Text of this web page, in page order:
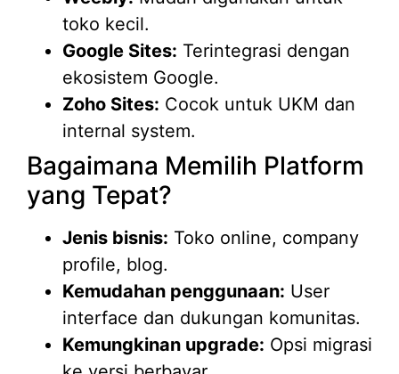
toko kecil.
Google Sites: Terintegrasi dengan
ekosistem Google.
Zoho Sites: Cocok untuk UKM dan
internal system.
Bagaimana Memilih Platform
yang Tepat?
Jenis bisnis: Toko online, company
profile, blog.
Kemudahan penggunaan: User
interface dan dukungan komunitas.
Kemungkinan upgrade: Opsi migrasi